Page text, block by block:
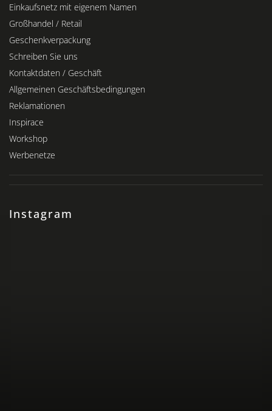
Einkaufsnetz mit eigenem Namen
Großhandel / Retail
Geschenkverpackung
Schreiben Sie uns
Kontaktdaten / Geschäft
Allgemeinen Geschäftsbedingungen
Reklamationen
Inspirace
Workshop
Werbenetze
Instagram